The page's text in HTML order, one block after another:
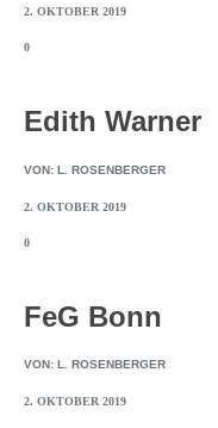
2. OKTOBER 2019
0
Edith Warner
VON: L. ROSENBERGER
2. OKTOBER 2019
0
FeG Bonn
VON: L. ROSENBERGER
2. OKTOBER 2019